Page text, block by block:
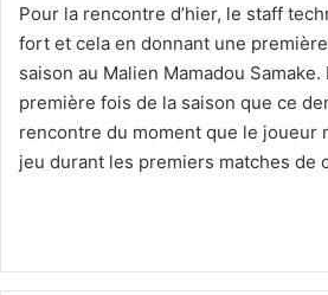
Pour la rencontre d’hier, le staff
fort et cela en donnant une
saison au Malien Mamadou Samake.
première fois de la saison que ce
rencontre du moment que le joueur
jeu durant les premiers matches de